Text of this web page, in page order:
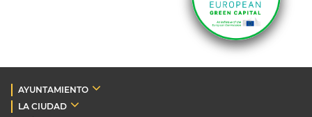
AYUNTAMIENTO
LA CIUDAD